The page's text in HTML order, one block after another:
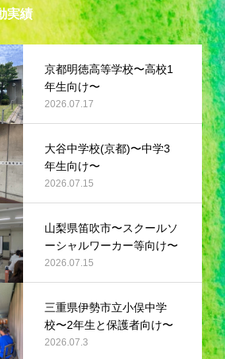
実績
京都明徳高等学校〜高校1
年生向け〜
2026.07.17
大谷中学校(京都)〜中学3
年生向け〜
2026.07.15
山梨県笛吹市〜スクールソ
ーシャルワーカー等向け〜
2026.07.15
三重県伊勢市立小俣中学
校〜2年生と保護者向け〜
2026.07.3